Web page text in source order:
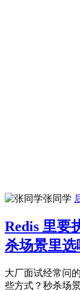
张同学
Redis 里要
杀场景里选
大厂面试经常问
些方式？秒杀场